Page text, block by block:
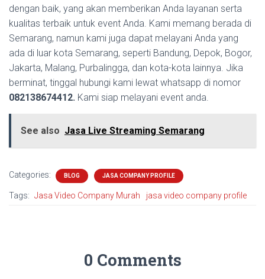
dengan baik, yang akan memberikan Anda layanan serta
kualitas terbaik untuk event Anda. Kami memang berada di
Semarang, namun kami juga dapat melayani Anda yang
ada di luar kota Semarang, seperti Bandung, Depok, Bogor,
Jakarta, Malang, Purbalingga, dan kota-kota lainnya. Jika
berminat, tinggal hubungi kami lewat whatsapp di nomor
082138674412. Kami siap melayani event anda.
See also Jasa Live Streaming Semarang
Categories: BLOG JASA COMPANY PROFILE
Tags: Jasa Video Company Murah jasa video company profile
0 Comments